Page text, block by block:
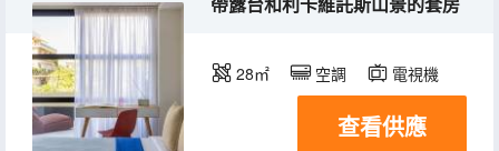
28㎡ 空調 電視機
查看供應